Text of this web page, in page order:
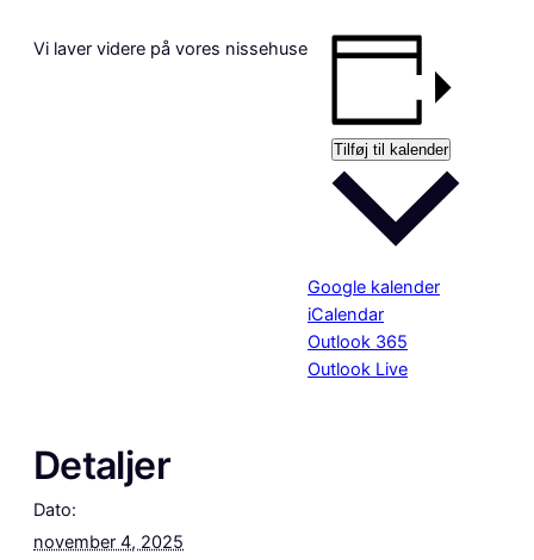
Vi laver videre på vores nissehuse
Tilføj til kalender
Google kalender
iCalendar
Outlook 365
Outlook Live
Detaljer
Dato:
november 4, 2025